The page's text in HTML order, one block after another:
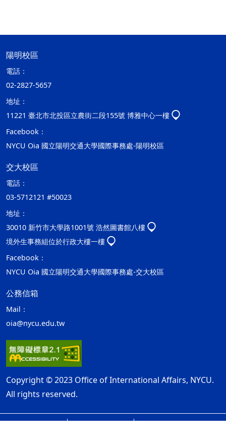
陽明校區
電話：
02-2827-5657
地址：
11221 臺北市北投區立農街二段155號 博雅中心一樓
Facebook：
NYCU Oia 國立陽明交通大學國際事務處-陽明校區
交大校區
電話：
03-5712121 #50023
地址：
30010 新竹市大學路1001號 浩然圖書館八樓
境外生事務組位於行政大樓一樓
Facebook：
NYCU Oia 國立陽明交通大學國際事務處-交大校區
公務信箱
Mail：
oia@nycu.edu.tw
Copyright © 2023 Office of International Affairs, NYCU.
All rights reserved.
網站資訊開放宣告
隱私權及安全政策
ap2